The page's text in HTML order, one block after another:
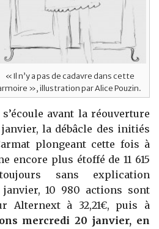
« Il n’y a pas de cadavre dans cette
», illustration par Alice Pouzin.
avant la réouverture
la débâcle des initiés
plongeant cette fois à
encore plus étoffé de 11 615
sans explication
janvier, 10 980 actions sont
Alternext à 32,21€, puis à
mercredi 20 janvier, en